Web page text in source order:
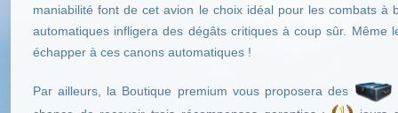
maniabilité font de cet avion le choix idéal pour les combats à
automatiques infligera des dégâts critiques à coup sûr. Même
échapper à ces canons automatiques !
Par ailleurs, la Boutique premium vous proposera des